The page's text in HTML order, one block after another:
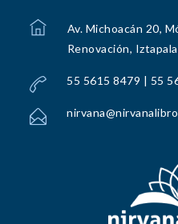
Av. Michoacán 20,
Renovación,
55 5615 8479 | 55